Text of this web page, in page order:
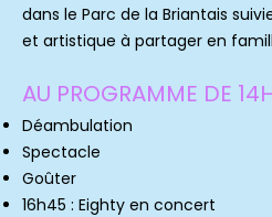
dans le Parc de la Briantais
et artistique à partager en
AU PROGRAMME DE
Déambulation
Spectacle
Goûter
16h45 : Eighty en concert